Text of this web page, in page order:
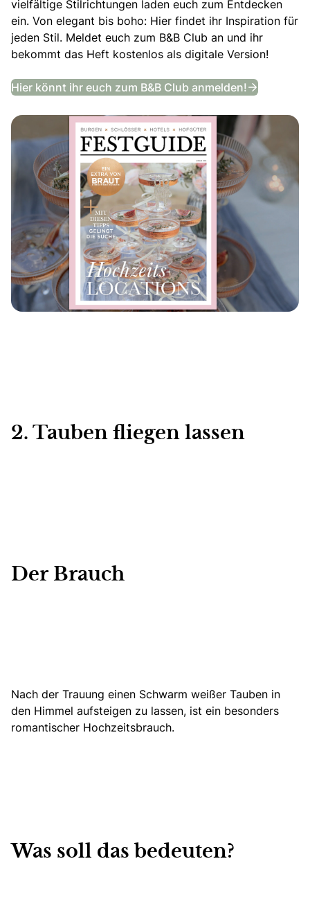
vielfältige Stilrichtungen laden euch zum Entdecken
ein. Von elegant bis boho: Hier findet ihr Inspiration für
jeden Stil. Meldet euch zum B&B Club an und ihr
bekommt das Heft kostenlos als digitale Version!
Hier könnt ihr euch zum B&B Club anmelden!
2. Tauben fliegen lassen
Der Brauch
Nach der Trauung einen Schwarm weißer Tauben in
den Himmel aufsteigen zu lassen, ist ein besonders
romantischer Hochzeitsbrauch.
Was soll das bedeuten?